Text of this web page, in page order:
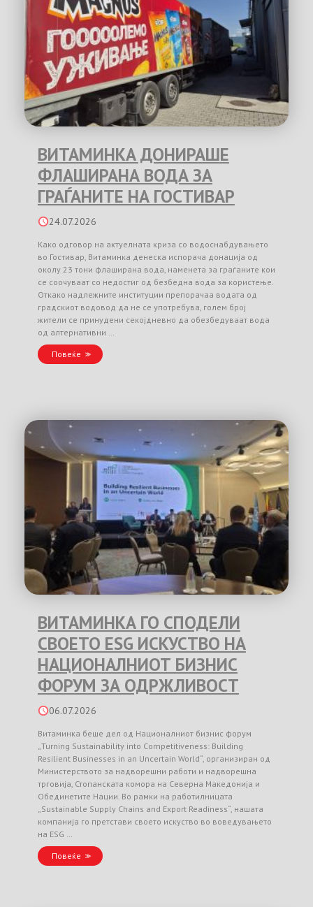
ВИТАМИНКА ДОНИРАШЕ
ФЛАШИРАНА ВОДА ЗА
ГРАЃАНИТЕ НА ГОСТИВАР
24.07.2026
Како одговор на актуелната криза со водоснабдувањето
во Гостивар, Витаминка денеска испорача донација од
околу 23 тони флаширана вода, наменета за граѓаните кои
се соочуваат со недостиг од безбедна вода за користење.
Откако надлежните институции препорачаа водата од
градскиот водовод да не се употребува, голем број
жители се принудени секојдневно да обезбедуваат вода
од алтернативни …
Повеќе
ВИТАМИНКА ГО СПОДЕЛИ
СВОЕТО ESG ИСКУСТВО НА
НАЦИОНАЛНИОТ БИЗНИС
ФОРУМ ЗА ОДРЖЛИВОСТ
06.07.2026
Витаминка беше дел од Националниот бизнис форум
„Turning Sustainability into Competitiveness: Building
Resilient Businesses in an Uncertain World“, организиран од
Министерството за надворешни работи и надворешна
трговија, Стопанската комора на Северна Македонија и
Обединетите Нации. Во рамки на работилницата
„Sustainable Supply Chains and Export Readiness“, нашата
компанија го претстави своето искуство во воведувањето
на ESG …
Повеќе